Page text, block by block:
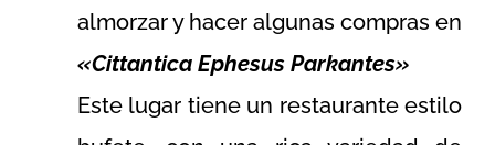
almorzar y hacer algunas compras en
«Cittantica Ephesus Parkantes»
Este lugar tiene un restaurante estilo